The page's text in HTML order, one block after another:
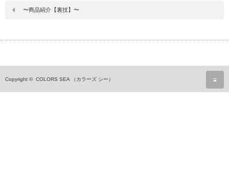
〜商品紹介【裏技】〜
Copyright © COLORS SEA （カラーズ シー）